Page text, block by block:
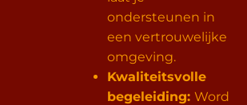
ondersteunen in
een vertrouwelijke
omgeving.
Kwaliteitsvolle
begeleiding: Word